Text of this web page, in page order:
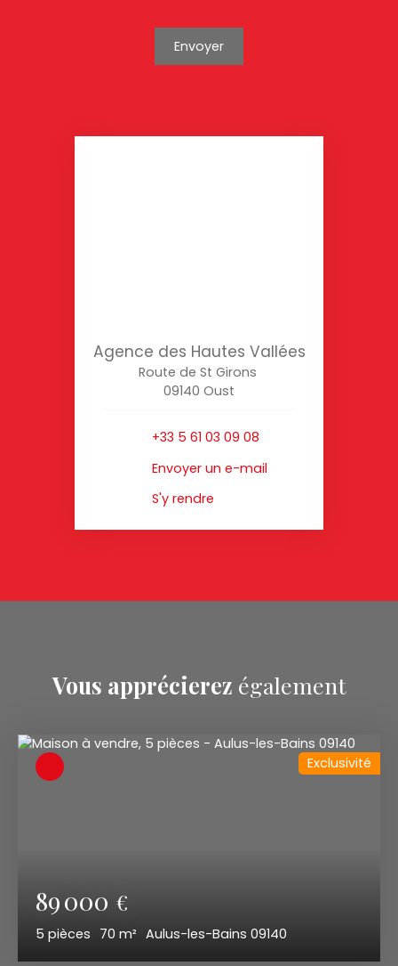
Envoyer
Agence des Hautes Vallées
Route de St Girons
09140 Oust
+33 5 61 03 09 08
Envoyer un e-mail
S'y rendre
Vous apprécierez également
89 000 €
5 pièces 70 m² Aulus-les-Bains 09140
Exclusivité